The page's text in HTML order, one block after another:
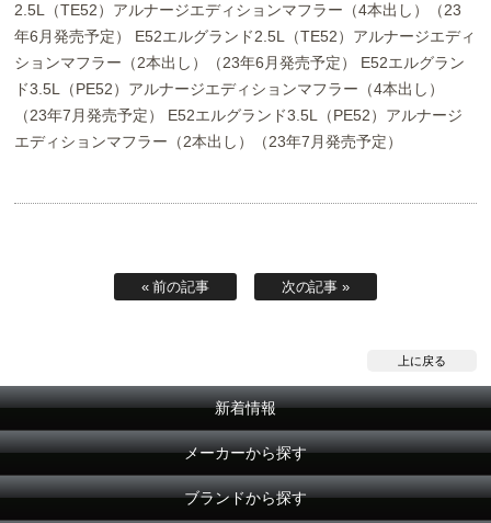
2.5L（TE52）アルナージエディションマフラー（4本出し）（23
年6月発売予定） E52エルグランド2.5L（TE52）アルナージエディ
ションマフラー（2本出し）（23年6月発売予定） E52エルグラン
ド3.5L（PE52）アルナージエディションマフラー（4本出し）
（23年7月発売予定） E52エルグランド3.5L（PE52）アルナージ
エディションマフラー（2本出し）（23年7月発売予定）
« 前の記事 次の記事 »
上に戻る
新着情報
メーカーから探す
ブランドから探す